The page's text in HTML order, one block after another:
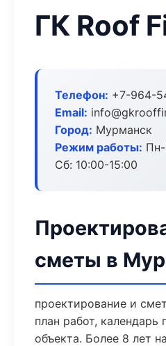
ГК Roof
Телефон: +7-964-
Email:
Город: Мурманск
Режим работы:
Сб: 10:00-15:00
сметы в
проектирование и
план работ, календарь
объекта. Более 8 лет